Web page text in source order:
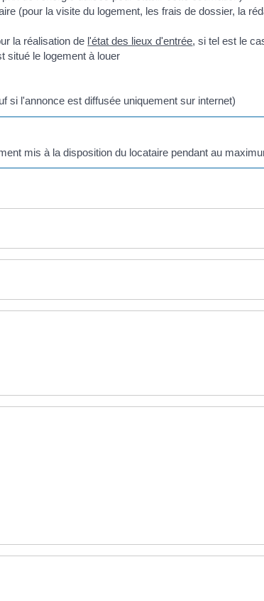
(pour la visite du logement, les frais de dossier, la
la réalisation de l'état des lieux d'entrée, si tel est le
situé le logement à louer
si l'annonce est diffusée uniquement sur internet)
mis à la disposition du locataire pendant au